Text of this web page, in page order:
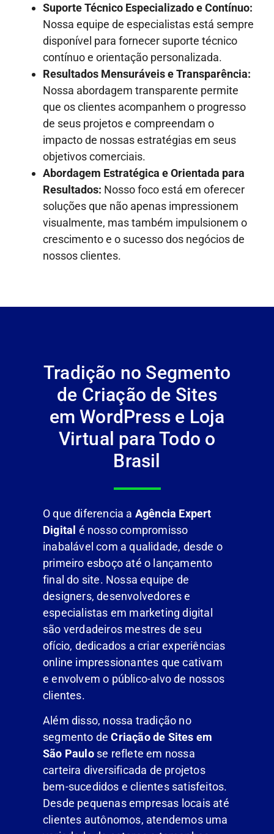
Suporte Técnico Especializado e Contínuo:
Nossa equipe de especialistas está sempre
disponível para fornecer suporte técnico
contínuo e orientação personalizada.
Resultados Mensuráveis e Transparência:
Nossa abordagem transparente permite
que os clientes acompanhem o progresso
de seus projetos e compreendam o
impacto de nossas estratégias em seus
objetivos comerciais.
Abordagem Estratégica e Orientada para
Resultados: Nosso foco está em oferecer
soluções que não apenas impressionem
visualmente, mas também impulsionem o
crescimento e o sucesso dos negócios de
nossos clientes.
Tradição no Segmento
de Criação de Sites
em WordPress e Loja
Virtual para Todo o
Brasil
O que diferencia a Agência Expert
Digital é nosso compromisso
inabalável com a qualidade, desde o
primeiro esboço até o lançamento
final do site. Nossa equipe de
designers, desenvolvedores e
especialistas em marketing digital
são verdadeiros mestres de seu
ofício, dedicados a criar experiências
online impressionantes que cativam
e envolvem o público-alvo de nossos
clientes.
Além disso, nossa tradição no
segmento de Criação de Sites em
São Paulose reflete em nossa
carteira diversificada de projetos
bem-sucedidos e clientes satisfeitos.
Desde pequenas empresas locais até
clientes autônomos, atendemos uma